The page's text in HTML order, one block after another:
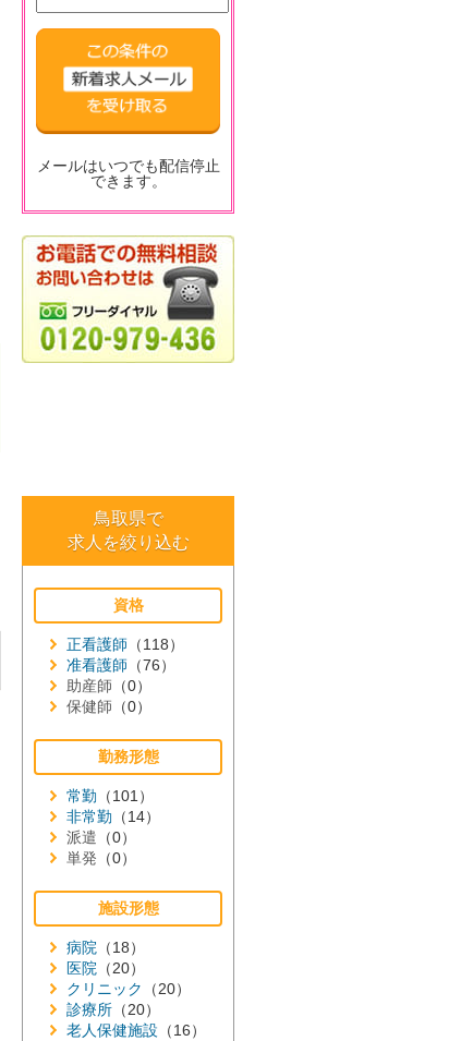
メールはいつでも配信停止
できます。
鳥取県で
求人を絞り込む
資格
正看護師 （118）
准看護師 （76）
助産師 （0）
保健師 （0）
勤務形態
常勤 （101）
非常勤 （14）
派遣 （0）
単発 （0）
施設形態
病院 （18）
医院 （20）
クリニック
（20）
診療所 （20）
老人保健施設 （16）